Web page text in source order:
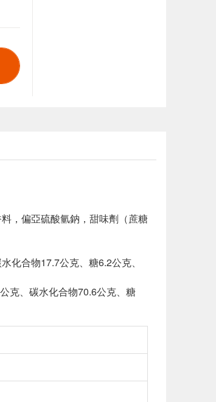
，偏亞硫酸氫鈉，甜味劑（蔗糖
化合物17.7公克、糖6.2公克、
克、碳水化合物70.6公克、糖